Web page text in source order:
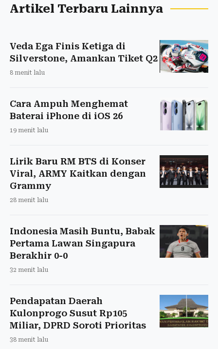
Artikel Terbaru Lainnya
Veda Ega Finis Ketiga di
Silverstone, Amankan Tiket Q2
8 menit lalu
Cara Ampuh Menghemat
Baterai iPhone di iOS 26
19 menit lalu
Lirik Baru RM BTS di Konser
Viral, ARMY Kaitkan dengan
Grammy
28 menit lalu
Indonesia Masih Buntu, Babak
Pertama Lawan Singapura
Berakhir 0-0
32 menit lalu
Pendapatan Daerah
Kulonprogo Susut Rp105
Miliar, DPRD Soroti Prioritas
38 menit lalu